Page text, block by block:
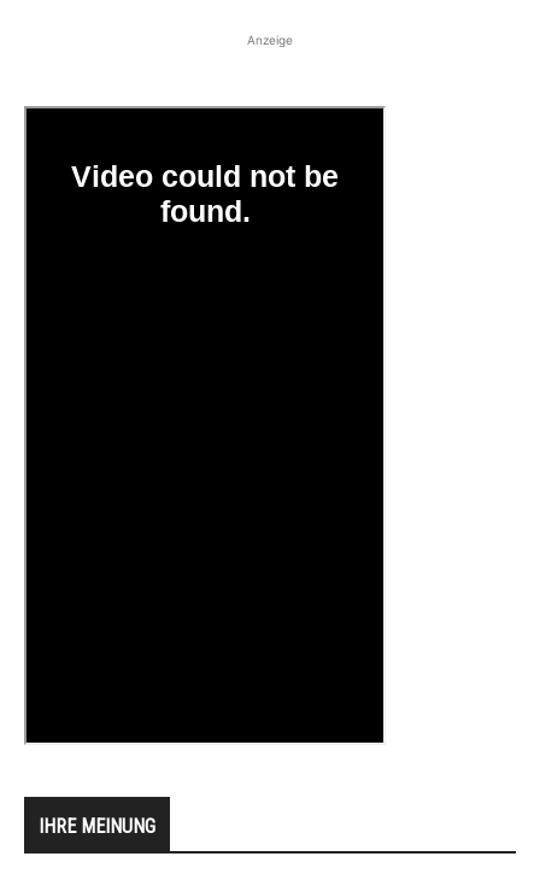
Anzeige
IHRE MEINUNG